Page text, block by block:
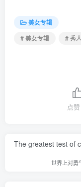
美女专辑
# 美女专辑
# 秀人
点赞
The greatest test of
世界上对勇